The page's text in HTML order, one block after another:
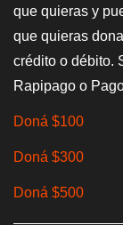
que quieras y
que quieras
crédito o débito.
Rapipago o
Doná $100
Doná $300
Doná $500